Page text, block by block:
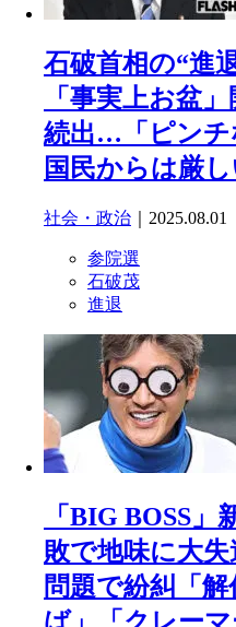
石破首相の“進
「事実上お盆
続出…「ピンチ
国民からは厳
社会・政治 ｜2025.08.01
参院選
石破茂
進退
「BIG BOSS」
敗で地味に大
問題で紛糾「